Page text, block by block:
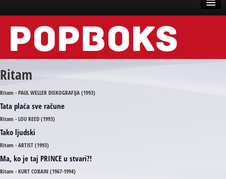
Vesti
Događaji
Recenzije
Tekstovi
Top liste
Scena
Arhive
Ritam
Ritam - PAUL WELLER DISKOGRAFIJA (1993)
Tata plaća sve račune
Ritam - LOU REED (1993)
Tako ljudski
Ritam - ARTIST (1993)
Ma, ko je taj PRINCE u stvari?!
Ritam - KURT COBAIN (1967-1994)